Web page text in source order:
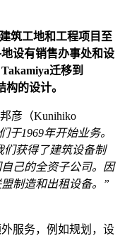
筑工地和工程项目至
设有销售办事处和设
迁移到
的设计。
彦（Kunihiko
于1969年开始业务。
们获得了建筑设备制
己的全资子公司。因
制造和出租设备。”
服务，例如规划，设